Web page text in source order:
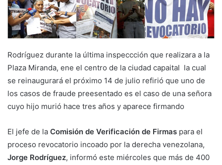
Rodríguez durante la última inspeccción que realizara a la
Plaza Miranda, ene el centro de la ciudad capaital la cual
se reinaugurará el próximo 14 de julio refirió que uno de
los casos de fraude preesentado es el caso de una señora
cuyo hijo murió hace tres años y aparece firmando
El jefe de la Comisión de Verificación de Firmas para el
proceso revocatorio incoado por la derecha venezolana,
Jorge Rodríguez, informó este miércoles que más de 400